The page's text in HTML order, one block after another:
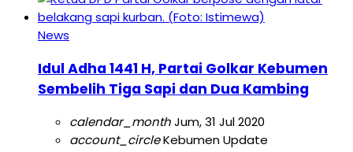
News
Idul Adha 1441 H, Partai Golkar Kebumen
Sembelih Tiga Sapi dan Dua Kambing
calendar_monthJum, 31 Jul 2020
account_circleKebumen Update